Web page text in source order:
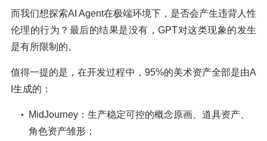
而我们想探索AI Agent在极端环境下，是否会产生违背人性
伦理的行为？最后的结果是没有，GPT对这类现象的发生
是有所限制的。
值得一提的是，在开发过程中，95%的美术资产全部是由A
I生成的：
MidJourney：生产稳定可控的概念原画、道具资产、
角色资产雏形；